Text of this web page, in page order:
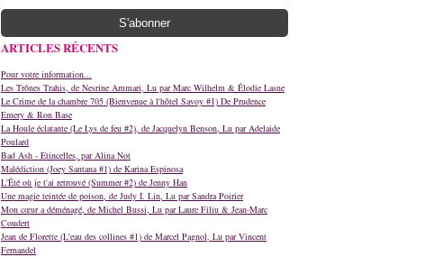
ARTICLES RÉCENTS
Pour votre information...
Les Trônes Trahis, de Nesrine Ammari, Lu par Marc Wilhelm & Élodie Lasne
Le Crime de la chambre 705 (Bienvenue à l'hôtel Savoy #1) De Prudence
Emery & Ron Base
La Houle éclatante (Le Lys de feu #2), de Jacquelyn Benson, Lu par Adelaide
Poulard
Bad Ash - Etincelles, par Alina Not
Malédiction (Joey Santana #1) de Karina Espinosa
L'Été où je t'ai retrouvé (Summer #2) de Jenny Han
Une magie teintée de poison, de Judy I. Lin, Lu par Sandra Poirier
Mon cœur a déménagé, de Michel Bussi, Lu par Laure Filiu & Jean-Marc
Coudert
Jean de Florette (L'eau des collines #1) de Marcel Pagnol, Lu par Vincent
Fernandel